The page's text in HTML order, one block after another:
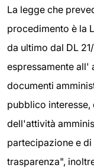
La legge che
procedimento è la
da ultimo dal DL
espressamente all'
documenti
pubblico
dell'attività
partecipazione e
trasparenza",